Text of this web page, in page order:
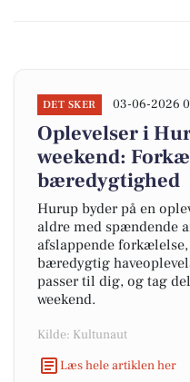
DET SKER 03-06-2026
Oplevelser i
weekend:
bæredygtighed
Hurup byder på en
aldre med spændende
afslappende
bæredygtig
passer til dig, og tag
weekend.
Kilde: Kultunaut
Læs hele artiklen her